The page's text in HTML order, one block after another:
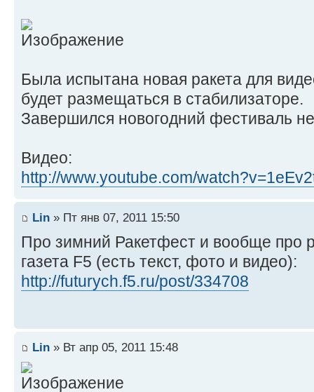
Была испытана новая ракета для
будет размещаться в стабилизаторе.
Завершился новогодний фестиваль
Видео:
http://www.youtube.com/
Lin » Пт янв 07, 2011 15:50
Про зимний Ракетфест и вообще про
газета F5 (есть текст, фото и видео):
http://futurych.f5.ru/post/334708
Lin » Вт апр 05, 2011 15:48